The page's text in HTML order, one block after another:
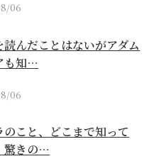
06
読んだことはないがアダム
も知…
06
のこと、どこまで知って
きの…